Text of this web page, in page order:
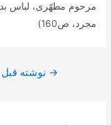
مرحوم مطهّرى، لباس
مجرد، ص160)
راهبری→ نوشته قبل